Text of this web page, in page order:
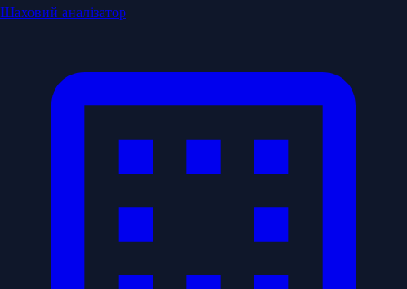
Шаховий аналізатор